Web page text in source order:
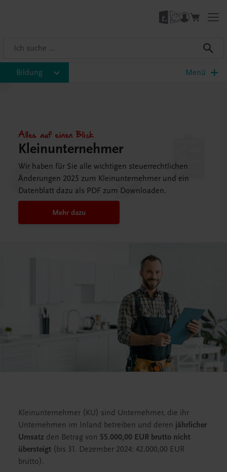
Bildung Menü
Alles auf einen Blick
Kleinunternehmer
Wir haben für Sie alle wichtigen steuerrechtlichen
Änderungen 2025 zum Kleinunternehmer und ein
Datenblatt dazu als PDF zum Downloaden.
Mehr dazu
Kleinunternehmer (KU) sind Unternehmer, die ihr
Unternehmen im Inland betreiben und deren jährlicher
Umsatz den Betrag von 55.000,00 EUR brutto nicht
übersteigt (bis 31. Dezember 2024: 42.000,00 EUR
brutto).